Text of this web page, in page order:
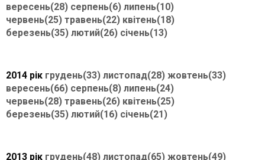
вересень(28) серпень(6) липень(10)
червень(25) травень(22) квітень(18)
березень(35) лютий(26) січень(13)
2014 рік грудень(33) листопад(28) жовтень(33)
вересень(66) серпень(8) липень(24)
червень(28) травень(26) квітень(25)
березень(35) лютий(16) січень(21)
2013 рік грудень(48) листопад(65) жовтень(49)